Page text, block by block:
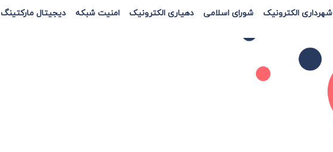
شهرداری الکترونیک شورای اسلامی دهیاری الکترونیک امنیت شبکه دیجیتال مارکتینگ